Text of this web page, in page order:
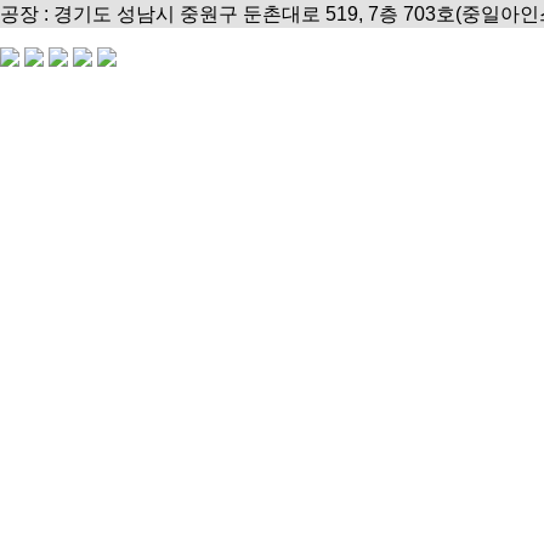
공장 : 경기도 성남시 중원구 둔촌대로 519, 7층 703호(중일아